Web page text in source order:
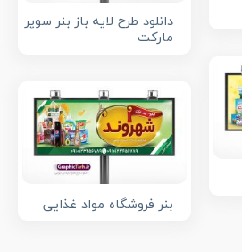
دانلود طرح لایه باز بنر سوپر
مارکت
بنر فروشگاه مواد غذایی